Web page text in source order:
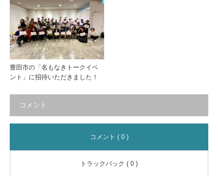
豊田市の「名もなきトークイベ
ント」に招待いただきました！
コメント
コメント ( 0 )
トラックバック ( 0 )